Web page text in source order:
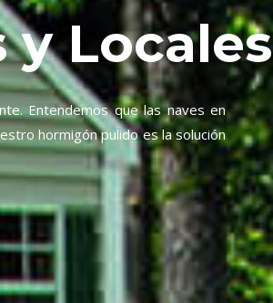
y Locales
Entendemos que las naves en
hormigón pulido es la solución